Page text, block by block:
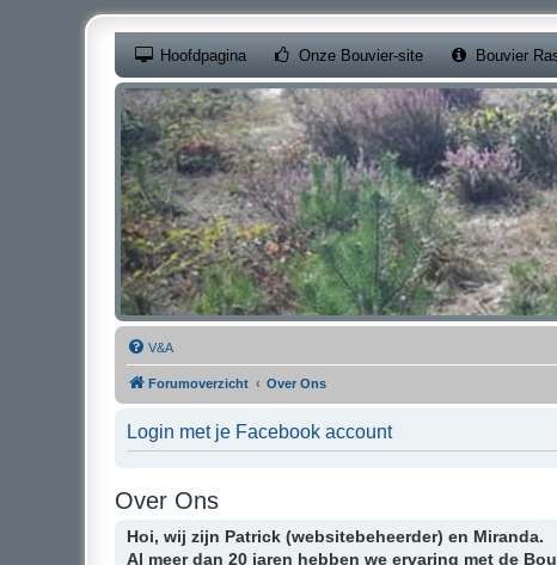
Hoofdpagina Onze Bouvier-site(Opens a new tab)
Bouvier
V&A
Forumoverzicht Over Ons
Login met je Facebook account
Over Ons
Hoi, wij zijn Patrick (websitebeheerder) en Miranda.
Al meer dan 20 jaren hebben we ervaring met de